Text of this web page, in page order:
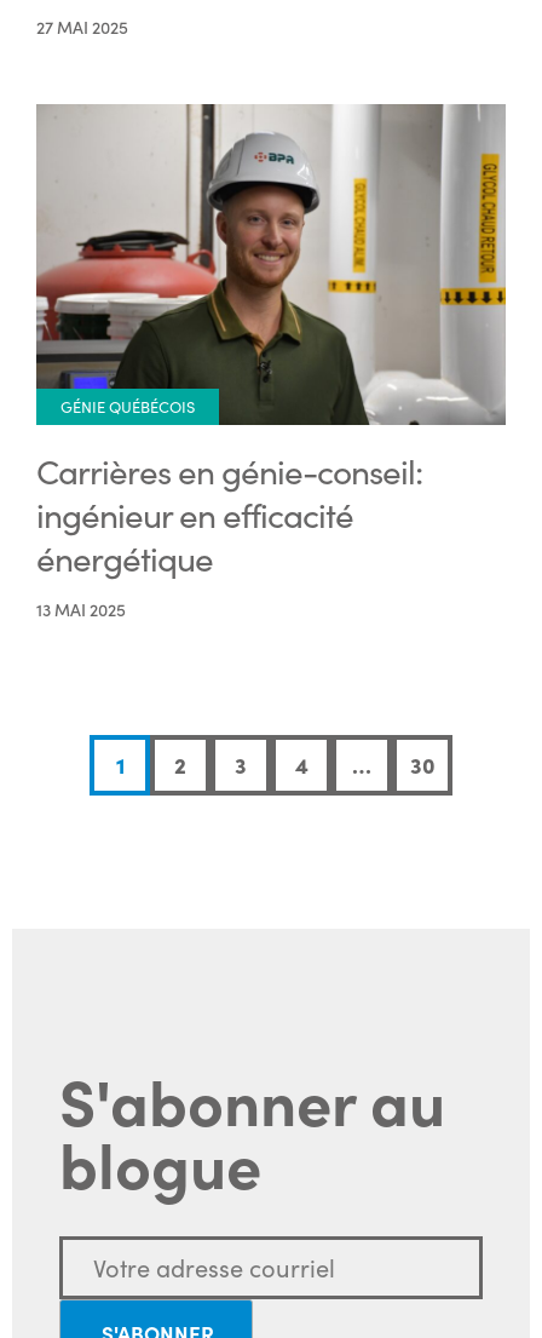
27 MAI 2025
GÉNIE QUÉBÉCOIS
Carrières en génie-conseil:
ingénieur en efficacité
énergétique
13 MAI 2025
1 2 3 4 … 30
S'abonner au
blogue